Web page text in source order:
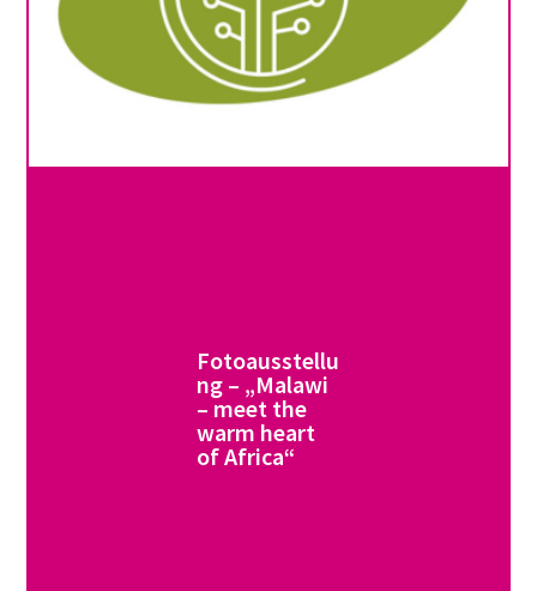
Fotoausstellu
ng – „Malawi
– meet the
warm heart
of Africa“